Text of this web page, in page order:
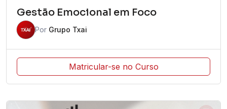
Gestão Emocional em Foco
Por Grupo Txai
Matricular-se no Curso